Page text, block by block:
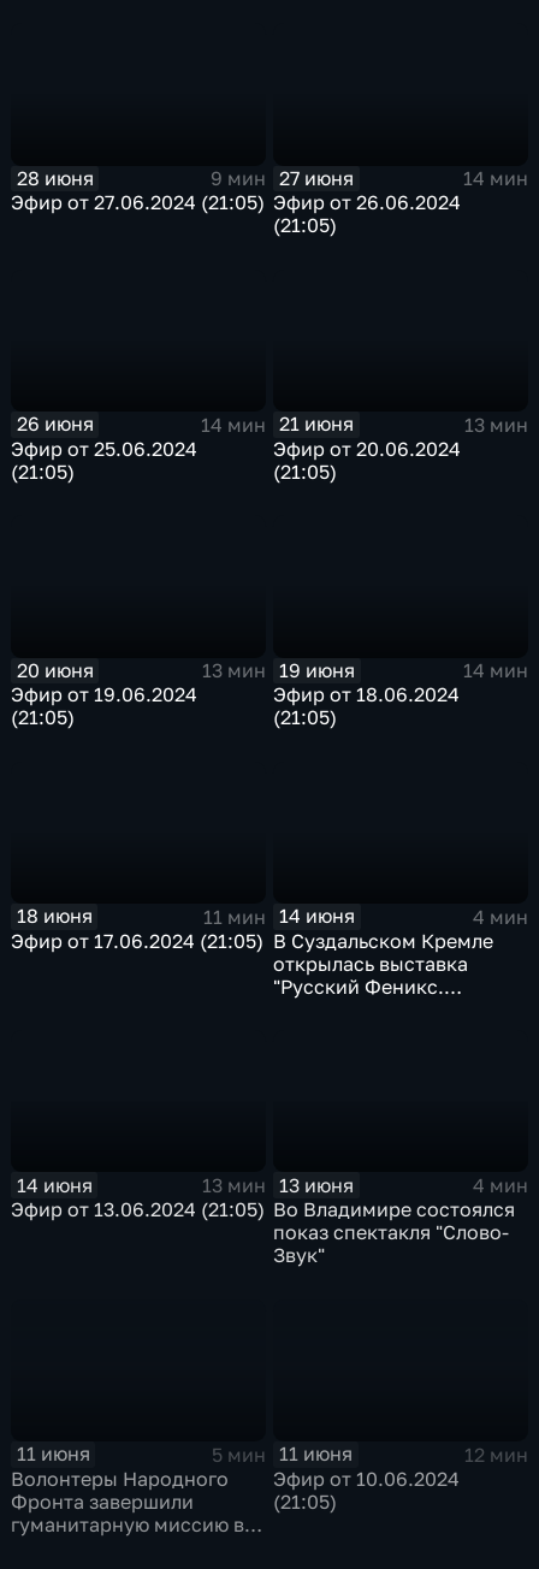
28 июня
9 мин
Эфир от 27.06.2024 (21:05)
27 июня
14 мин
Эфир от 26.06.2024
(21:05)
26 июня
14 мин
Эфир от 25.06.2024
(21:05)
21 июня
13 мин
Эфир от 20.06.2024
(21:05)
20 июня
13 мин
Эфир от 19.06.2024
(21:05)
19 июня
14 мин
Эфир от 18.06.2024
(21:05)
18 июня
11 мин
Эфир от 17.06.2024 (21:05)
14 июня
4 мин
В Суздальском Кремле
открылась выставка
"Русский Феникс.
14 июня
13 мин
Эфир от 13.06.2024 (21:05)
13 июня
4 мин
Во Владимире состоялся
показ спектакля "Слово-
Звук"
11 июня
5 мин
Волонтеры Народного
Фронта завершили
гуманитарную миссию в
11 июня
12 мин
Эфир от 10.06.2024
(21:05)